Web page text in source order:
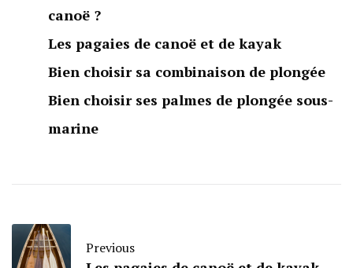
canoë ?
Les pagaies de canoë et de kayak
Bien choisir sa combinaison de plongée
Bien choisir ses palmes de plongée sous-
marine
Previous